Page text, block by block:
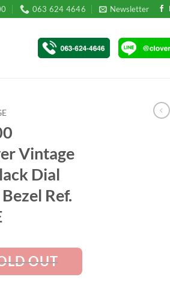
063 624 4646 Newsletter
Vintage
Dial
Ref.